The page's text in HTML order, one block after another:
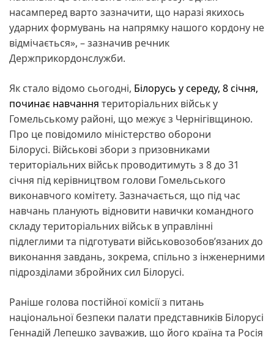
насамперед варто зазначити, що наразі якихось
ударних формувань на напрямку нашого кордону не
відмічається», – зазначив речник
Держприкордонслужби.
Як стало відомо сьогодні, Білорусь у середу, 8 січня,
починає навчання територіальних військ у
Гомельському районі, що межує з Чернігівщиною.
Про це повідомило міністерство оборони
Білорусі. Військові збори з призовниками
територіальних військ проводитимуть з 8 до 31
січня під керівництвом голови Гомельського
виконавчого комітету. Зазначається, що під час
навчань планують відновити навички командного
складу територіальних військ в управлінні
підлеглими та підготувати військовозобов’язаних до
виконання завдань, зокрема, спільно з інженерними
підрозділами збройних сил Білорусі.
Раніше голова постійної комісії з питань
національної безпеки палати представників Білорусі
Геннадій Лепешко зауважив, що його країна та Росія